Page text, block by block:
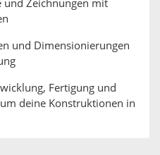
und Zeichnungen mit
und Dimensionierungen
Fertigung und
deine Konstruktionen in